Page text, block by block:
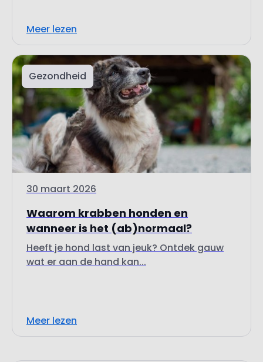
Meer lezen
Gezondheid
30 maart 2026
Waarom krabben honden en
wanneer is het (ab)normaal?
Heeft je hond last van jeuk? Ontdek gauw
wat er aan de hand kan...
Meer lezen